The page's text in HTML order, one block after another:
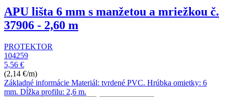
APU lišta 6 mm s manžetou a mriežkou č.
37906 - 2,60 m
PROTEKTOR
104259
5,56 €
(2,14 €/m)
Základné informácie Materiál: tvrdené PVC. Hrúbka omietky: 6
mm. Dĺžka profilu: 2,6 m.